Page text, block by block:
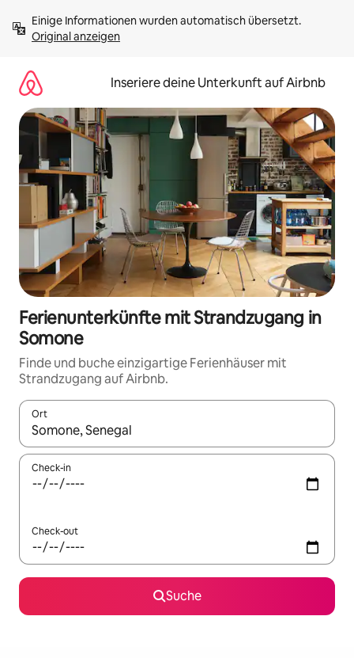
Inhalten
springenOriginal anzeigen
Inseriere deine Unterkunft auf Airbnb
Ferienunterkünfte mit Strandzugang in
Somone
Finde und buche einzigartige Ferienhäuser mit
Strandzugang auf Airbnb.
Ort
Wenn Ergebnisse verfügbar sind, navigiere mit den
Check-in
Check-out
Suche